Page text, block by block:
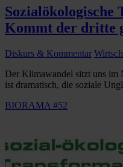
Sozialökologische
Kommt der dritte
Diskurs & Kommentar
Der Klimawandel sitzt uns im
ist dramatisch, die soziale
BIORAMA #52